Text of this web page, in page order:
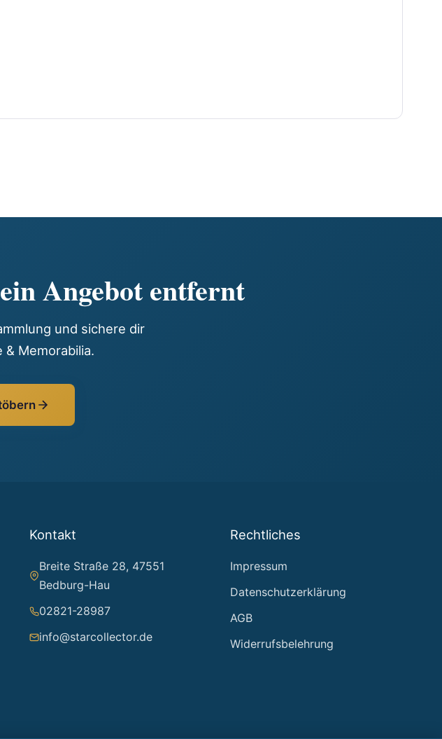
Angebot entfernt
und sichere dir
Memorabilia.
Kontakt
Breite Straße 28, 47551
Bedburg-Hau
02821-28987
info@starcollector.de
Rechtliches
Impressum
Datenschutzerklärung
AGB
Widerrufsbelehrung